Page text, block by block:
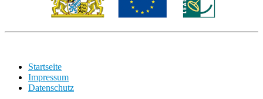
Startseite
Impressum
Datenschutz